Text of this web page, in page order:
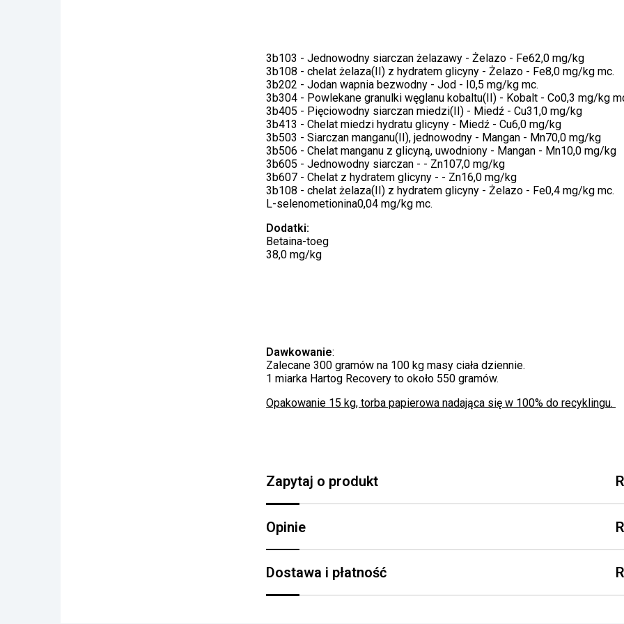
3b103 - Jednowodny siarczan żelazawy - Żelazo - Fe62,0 mg/kg
3b108 - chelat żelaza(II) z hydratem glicyny - Żelazo - Fe8,0 mg/kg mc.
3b202 - Jodan wapnia bezwodny - Jod - I0,5 mg/kg mc.
3b304 - Powlekane granulki węglanu kobaltu(II) - Kobalt - Co0,3 mg/kg
3b405 - Pięciowodny siarczan miedzi(II) - Miedź - Cu31,0 mg/kg
3b413 - Chelat miedzi hydratu glicyny - Miedź - Cu6,0 mg/kg
3b503 - Siarczan manganu(II), jednowodny - Mangan - Mn70,0 mg/kg
3b506 - Chelat manganu z glicyną, uwodniony - Mangan - Mn10,0 mg/kg
3b605 - Jednowodny siarczan - - Zn107,0 mg/kg
3b607 - Chelat z hydratem glicyny - - Zn16,0 mg/kg
3b108 - chelat żelaza(II) z hydratem glicyny - Żelazo - Fe0,4 mg/kg mc.
L-selenometionina0,04 mg/kg mc.
Dodatki:
Betaina-toeg
38,0 mg/kg
Dawkowanie:
Zalecane 300 gramów na 100 kg masy ciała dziennie.
1 miarka Hartog Recovery to około 550 gramów.
Opakowanie 15 kg, torba papierowa nadająca się w 100% do recyklingu.
Zapytaj o produkt
Opinie
Dostawa i płatność